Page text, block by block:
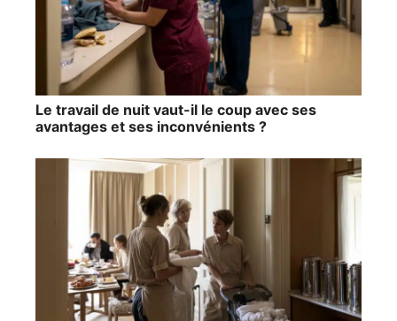
Le travail de nuit vaut-il le coup avec ses
avantages et ses inconvénients ?